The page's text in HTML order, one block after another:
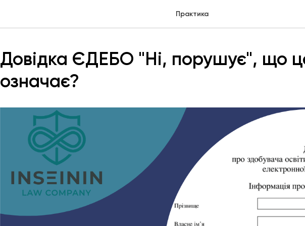
Практика
Довідка ЄДЕБО "Ні, порушує", що
означає?